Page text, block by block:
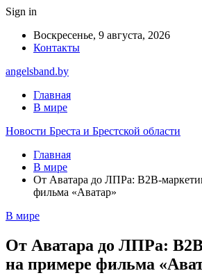
Sign in
Воскресенье, 9 августа, 2026
Контакты
angelsband.by
Главная
В мире
Новости Бреста и Брестской области
Главная
В мире
От Аватара до ЛПРа: В2В-
фильма «Аватар»
В мире
От Аватара до ЛПРа:
на примере фильма